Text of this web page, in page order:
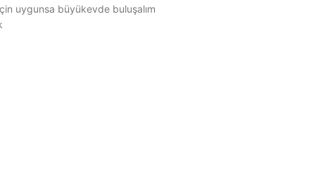
uygunsa büyükevde buluşalım